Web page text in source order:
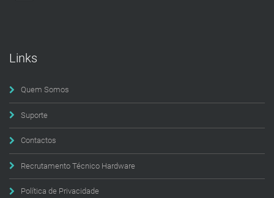
Links
Quem Somos
Suporte
Contactos
Recrutamento Técnico Hardware
Política de Privacidade